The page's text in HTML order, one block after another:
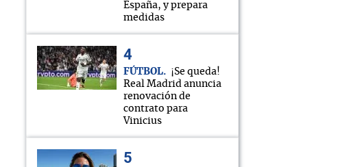
España, y prepara
medidas
FÚTBOL
¡Se queda!
Real Madrid anuncia
renovación de
contrato para
Vinicius